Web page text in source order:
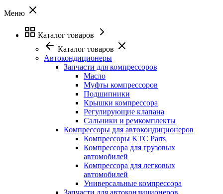
Меню
Каталог товаров
Каталог товаров
Автокондиционеры
Запчасти для компрессоров
Масло
Муфты компрессоров
Подшипники
Крышки компрессора
Регулирующие клапана
Сальники и ремкомплекты
Компрессоры для автокондиционеров
Компрессоры KTC Parts
Компрессора для грузовых
автомобилей
Компрессора для легковых
автомобилей
Универсальные компрессора
Запчасти для автокондиционеров